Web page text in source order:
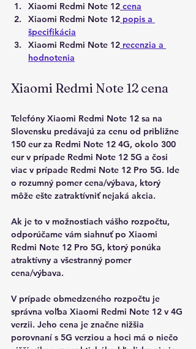
Xiaomi Redmi Note 12 cena
Xiaomi Redmi Note 12 popis a
špecifikácia
Xiaomi Redmi Note 12 recenzia a
hodnotenia
Xiaomi Redmi Note 12 cena
Telefóny Xiaomi Redmi Note 12 sa na
Slovensku predávajú za cenu od približne
150 eur za Redmi Note 12 4G, okolo 300
eur v prípade Redmi Note 12 5G a čosi
viac v prípade Redmi Note 12 Pro 5G. Ide
o rozumný pomer cena/výbava, ktorý
môže ešte zatraktívniť nejaká akcia.
Ak je to v možnostiach vášho rozpočtu,
odporúčame vám siahnuť po Xiaomi
Redmi Note 12 Pro 5G, ktorý ponúka
atraktívny a všestranný pomer
cena/výbava.
V prípade obmedzeného rozpočtu je
správna voľba Xiaomi Redmi Note 12 v 4G
verzii. Jeho cena je značne nižšia
porovnaní s 5G verziou a hoci má o niečo